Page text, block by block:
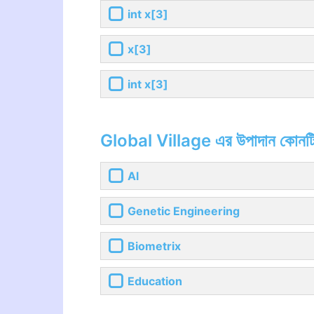
int x[3]
x[3]
int x[3]
Global Village এর উপাদান
Al
Genetic Engineering
Biometrix
Education